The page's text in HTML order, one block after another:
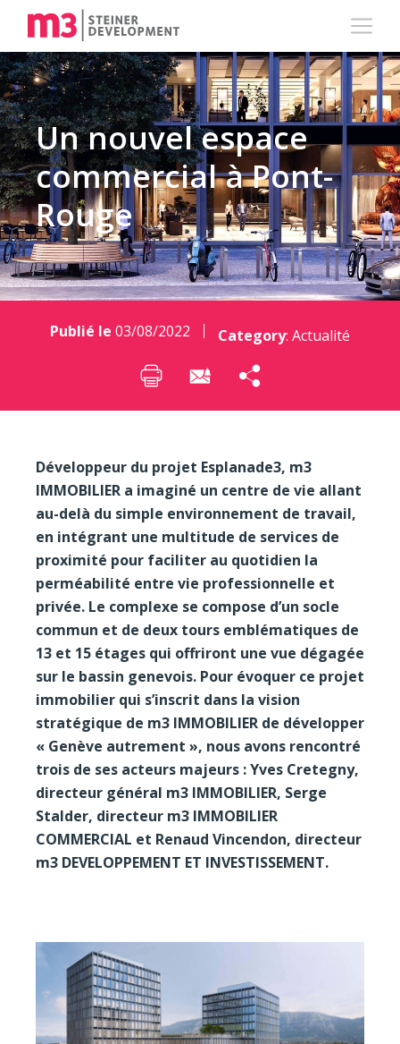
Un nouvel espace
commercial à Pont-
Rouge
Publié le 03/08/2022 Category: Actualité
Développeur du projet Esplanade3, m3
IMMOBILIER a imaginé un centre de vie allant
au-delà du simple environnement de travail,
en intégrant une multitude de services de
proximité pour faciliter au quotidien la
perméabilité entre vie professionnelle et
privée. Le complexe se compose d’un socle
commun et de deux tours emblématiques de
13 et 15 étages qui offriront une vue dégagée
sur le bassin genevois. Pour évoquer ce projet
immobilier qui s’inscrit dans la vision
stratégique de m3 IMMOBILIER de développer
« Genève autrement », nous avons rencontré
trois de ses acteurs majeurs : Yves Cretegny,
directeur général m3 IMMOBILIER, Serge
Stalder, directeur m3 IMMOBILIER
COMMERCIAL et Renaud Vincendon, directeur
m3 DEVELOPPEMENT ET INVESTISSEMENT.